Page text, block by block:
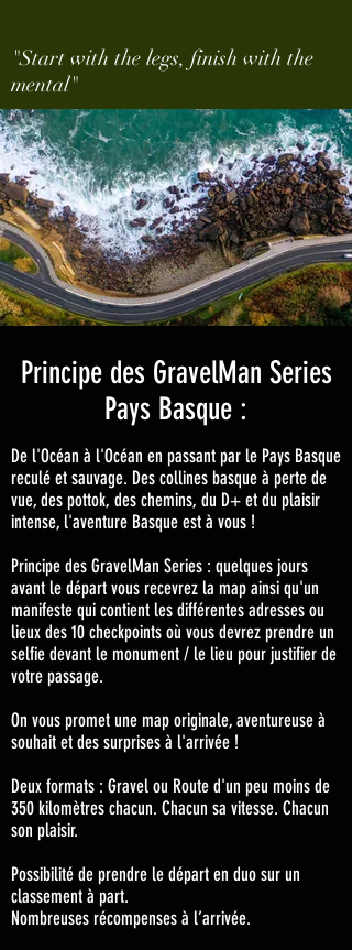
"Start with the legs, finish with the
mental"
Principe des GravelMan Series
Pays Basque :
De l'Océan à l'Océan en passant par le Pays Basque
reculé et sauvage. Des collines basque à perte de
vue, des pottok, des chemins, du D+ et du plaisir
intense, l'aventure Basque est à vous !
Principe des GravelMan Series : quelques jours
avant le départ vous recevrez la map ainsi qu'un
manifeste qui contient les différentes adresses ou
lieux des 10 checkpoints où vous devrez prendre un
selfie devant le monument / le lieu pour justifier de
votre passage.
On vous promet une map originale, aventureuse à
souhait et des surprises à l'arrivée !
Deux formats : Gravel ou Route d'un peu moins de
350 kilomètres chacun. Chacun sa vitesse. Chacun
son plaisir.
Possibilité de prendre le départ en duo sur un
classement à part.
Nombreuses récompenses à l’arrivée.